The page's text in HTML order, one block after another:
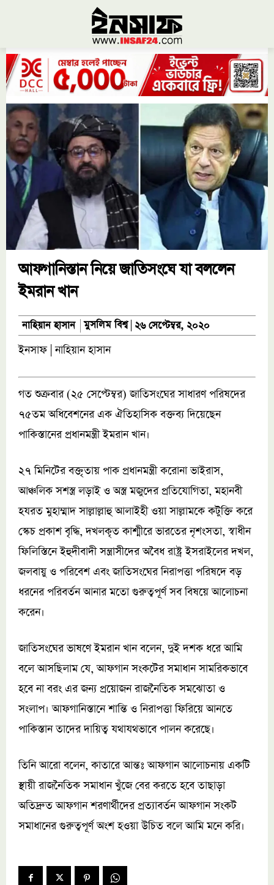
আফগানিস্তান নিয়ে জাতিসংঘে যা বললেন
ইমরান খান
নাহিয়ান হাসান মুসলিম বিশ্ব ২৬ সেপ্টেম্বর, ২০২০
ইনসাফ | নাহিয়ান হাসান
গত শুক্রবার (২৫ সেপ্টেম্বর) জাতিসংঘের সাধারণ পরিষদের
৭৫তম অধিবেশনের এক ঐতিহাসিক বক্তব্য দিয়েছেন
পাকিস্তানের প্রধানমন্ত্রী ইমরান খান।
২৭ মিনিটের বক্তৃতায় পাক প্রধানমন্ত্রী করোনা ভাইরাস,
আঞ্চলিক সশস্ত্র লড়াই ও অস্ত্র মজুদের প্রতিযোগিতা, মহানবী
হযরত মুহাম্মাদ সাল্লাল্লাহু আলাইহী ওয়া সাল্লামকে কটুক্তি করে
স্কেচ প্রকাশ বৃদ্ধি, দখলকৃত কাশ্মীরে ভারতের নৃশংসতা, স্বাধীন
ফিলিস্তিনে ইহুদীবাদী সন্ত্রাসীদের অবৈধ রাষ্ট্র ইসরাইলের দখল,
জলবায়ু ও পরিবেশ এবং জাতিসংঘের নিরাপত্তা পরিষদে বড়
ধরনের পরিবর্তন আনার মতো গুরুত্বপূর্ণ সব বিষয়ে আলোচনা
করেন।
জাতিসংঘের ভাষণে ইমরান খান বলেন, দুই দশক ধরে আমি
বলে আসছিলাম যে, আফগান সংকটের সমাধান সামরিকভাবে
হবে না বরং এর জন্য প্রয়োজন রাজনৈতিক সমঝোতা ও
সংলাপ। আফগানিস্তানে শান্তি ও নিরাপত্তা ফিরিয়ে আনতে
পাকিস্তান তাদের দায়িত্ব যথাযথভাবে পালন করেছে।
তিনি আরো বলেন, কাতারে আন্তঃ আফগান আলোচনায় একটি
স্থায়ী রাজনৈতিক সমাধান খুঁজে বের করতে হবে তাছাড়া
অতিদ্রুত আফগান শরণার্থীদের প্রত্যাবর্তন আফগান সংকট
সমাধানের গুরুত্বপূর্ণ অংশ হওয়া উচিত বলে আমি মনে করি।